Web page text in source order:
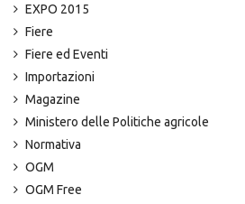
EXPO 2015
Fiere
Fiere ed Eventi
Importazioni
Magazine
Ministero delle Politiche agricole
Normativa
OGM
OGM Free